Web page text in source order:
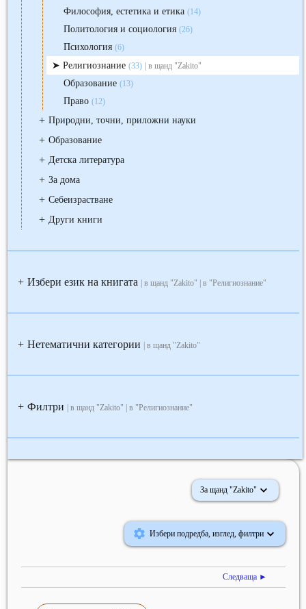
Философия, естетика и етика (14)
Политология и социология (26)
Психология (6)
Религиознание (33) | в щанд "Zakito"
Образование (13)
Право (12)
+ Природни, точни, приложни науки
+ Образование
+ Детска литература
+ За дома
+ Себеизрастване
+ Други книги
+ Избери език на книгата | в щанд "Zakito" | в "Религиознание"
+ Нетематични категории | в щанд "Zakito"
+ Филтри | в щанд "Zakito" | в "Религиознание"
За щанд "Zakito"
Избери подредба, изглед, филтри
Следваща ►